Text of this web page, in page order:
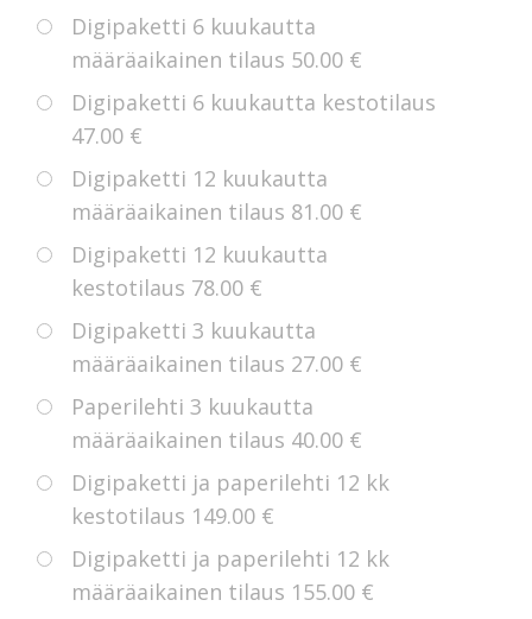
Digipaketti 6 kuukautta
määräaikainen tilaus 50.00 €
Digipaketti 6 kuukautta kestotilaus
47.00 €
Digipaketti 12 kuukautta
määräaikainen tilaus 81.00 €
Digipaketti 12 kuukautta
kestotilaus 78.00 €
Digipaketti 3 kuukautta
määräaikainen tilaus 27.00 €
Paperilehti 3 kuukautta
määräaikainen tilaus 40.00 €
Digipaketti ja paperilehti 12 kk
kestotilaus 149.00 €
Digipaketti ja paperilehti 12 kk
määräaikainen tilaus 155.00 €